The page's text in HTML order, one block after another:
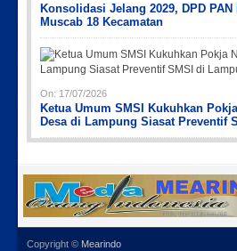
Konsolidasi Jelang 2029, DPD PAN
Muscab 18 Kecamatan
On: 17/07/2026
Ketua Umum SMSI Kukuhkan
Desa di Lampung Siasat Preventif
Copyright © Mearindo